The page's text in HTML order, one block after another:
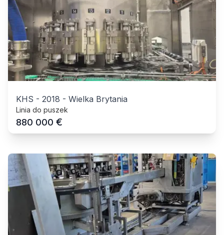
KHS - 2018 - Wielka Brytania
Linia do puszek
880 000 €